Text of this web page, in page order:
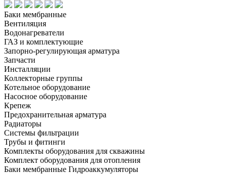
Баки мембранные
Вентиляция
Водонагреватели
ГАЗ и комплектующие
Запорно-регулирующая арматура
Запчасти
Инсталляции
Коллекторные группы
Котельное оборудование
Насосное оборудование
Крепеж
Предохранительная арматура
Радиаторы
Системы фильтрации
Трубы и фитинги
Комплекты оборудования для скважины
Комплект оборудования для отопления
Баки мембранные Гидроаккумуляторы